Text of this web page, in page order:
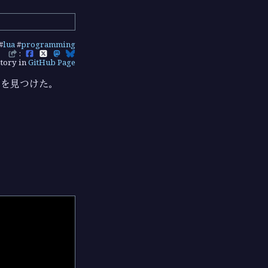
lua#programming
:
inGitHub Page
見つけた。